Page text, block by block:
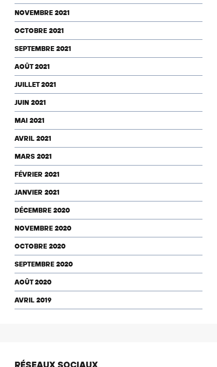
NOVEMBRE 2021
OCTOBRE 2021
SEPTEMBRE 2021
AOÛT 2021
JUILLET 2021
JUIN 2021
MAI 2021
AVRIL 2021
MARS 2021
FÉVRIER 2021
JANVIER 2021
DÉCEMBRE 2020
NOVEMBRE 2020
OCTOBRE 2020
SEPTEMBRE 2020
AOÛT 2020
AVRIL 2019